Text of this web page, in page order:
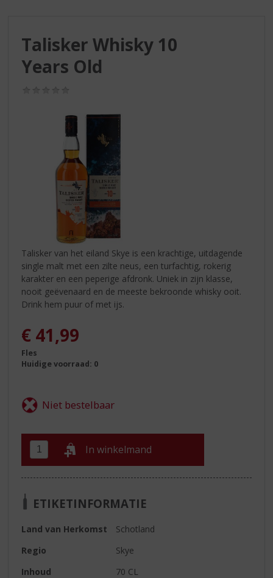
Talisker Whisky 10
Years Old
Talisker van het eiland Skye is een krachtige, uitdagende
single malt met een zilte neus, een turfachtig, rokerig
karakter en een peperige afdronk. Uniek in zijn klasse,
nooit geëvenaard en de meeste bekroonde whisky ooit.
Drink hem puur of met ijs.
€ 41,99
Fles
Huidige voorraad: 0
In winkelmand
ETIKETINFORMATIE
Land van Herkomst
Schotland
Regio
Skye
Inhoud
70 CL